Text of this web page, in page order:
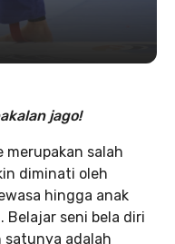
jago!
salah
diminati oleh
hingga anak
Belajar seni bela diri
satunya adalah